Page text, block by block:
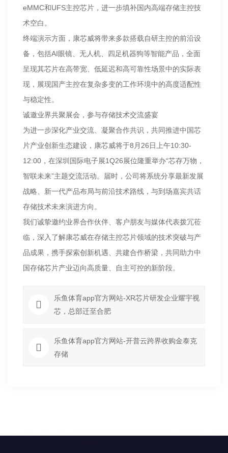
eMMC和UFS主控芯片，进一步填补国内高端存储主控技
术空白。
终端演示方面，康芯威将带来多款搭载自研主控的前沿设
备，包括AI眼镜、无人机、四足机器狗等智能产品，全面
呈现其芯片在高带宽、低延迟和高可靠性场景中的实际表
现，展现国产主控在复杂多变的工作环境中的高度适配性
与稳定性。
诚邀业界共聚展会，参与存储技术交流盛宴
为进一步深化产业交流、凝聚合作共识，共同推进中国芯
片产业创新生态建设，康芯威将于8月26日上午10:30-
12:00，在深圳国际电子展1Q26展位隆重举办“芯存万物，
智联未来”主题交流活动。届时，公司将系统分享最新发展
战略、新一代产品布局与前沿技术路线，与到场嘉宾共话
存储技术未来演进方向。
我们诚挚邀约业界合作伙伴、客户朋友与媒体代表拨冗莅
临，深入了解康芯威在存储主控芯片领域的技术突破与产
品成果，携手探索创新机遇、共建合作桥梁，共同助力中
国存储芯片产业迈向高质量、自主可控的新阶段。
乐鱼体育app官方网站-XR芯片研发企业耀宇视
芯，总部迁至合肥
乐鱼体育app官方网站-开普云跨界收购金泰克
存储